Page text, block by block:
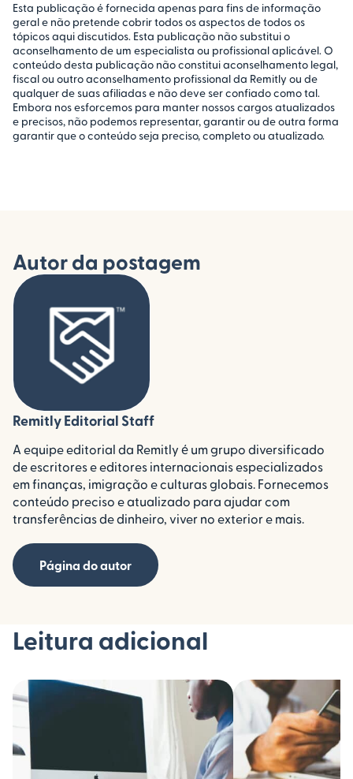
Esta publicação é fornecida apenas para fins de informação
geral e não pretende cobrir todos os aspectos de todos os
tópicos aqui discutidos. Esta publicação não substitui o
aconselhamento de um especialista ou profissional aplicável. O
conteúdo desta publicação não constitui aconselhamento legal,
fiscal ou outro aconselhamento profissional da Remitly ou de
qualquer de suas afiliadas e não deve ser confiado como tal.
Embora nos esforcemos para manter nossos cargos atualizados
e precisos, não podemos representar, garantir ou de outra forma
garantir que o conteúdo seja preciso, completo ou atualizado.
Autor da postagem
Remitly Editorial Staff
A equipe editorial da Remitly é um grupo diversificado
de escritores e editores internacionais especializados
em finanças, imigração e culturas globais. Fornecemos
conteúdo preciso e atualizado para ajudar com
transferências de dinheiro, viver no exterior e mais.
Página do autor
Leitura adicional